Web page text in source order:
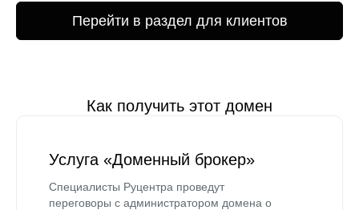
Перейти в раздел для клиентов
Как получить этот домен
Услуга «Доменный брокер»
Специалисты Руцентра проведут
переговоры с администратором домена о